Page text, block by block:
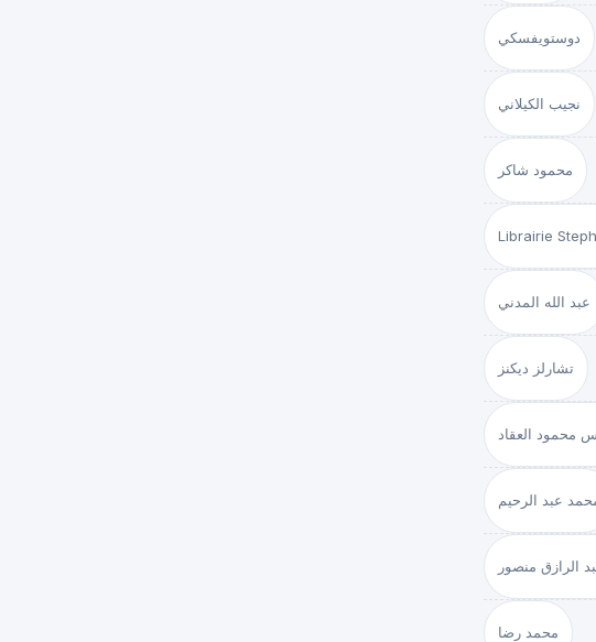
دوستويفسكي
نجيب الكيلاني
محمود شاكر
Librairie
عبد الله المدني
تشارلز ديكنز
محمود العقاد
عبد الرحيم
الرازق منصور
محمد رضا